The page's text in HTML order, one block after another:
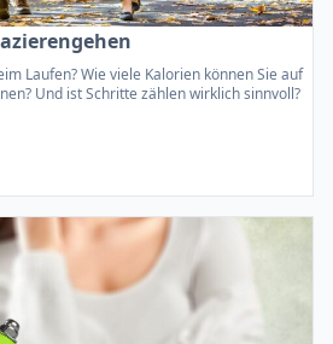
Laufen? Wie viele Kalorien können Sie auf
Und ist Schritte zählen wirklich sinnvoll?